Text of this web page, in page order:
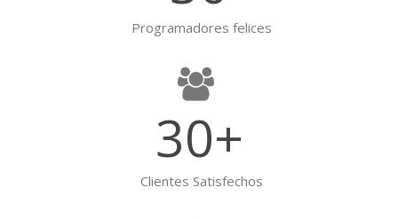
Programadores felices
30+
Clientes Satisfechos